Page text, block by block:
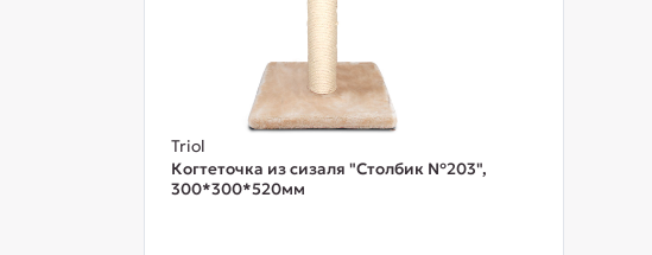
Triol
Когтеточка из сизаля "Столбик №203",
300*300*520мм